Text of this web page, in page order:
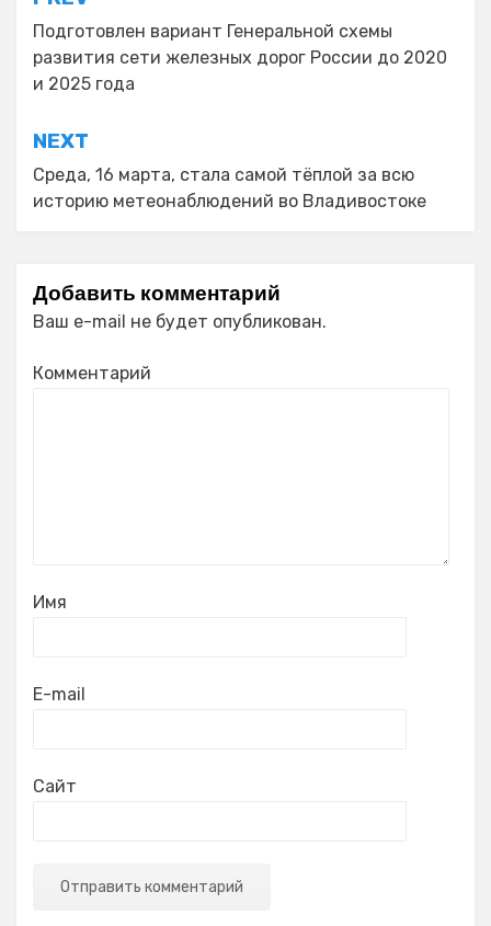
по
записям
Подготовлен вариант Генеральной схемы
развития сети железных дорог России до 2020
и 2025 года
NEXT
Среда, 16 марта, стала самой тёплой за всю
историю метеонаблюдений во Владивостоке
Добавить комментарий
Ваш e-mail не будет опубликован.
Комментарий
Имя
E-mail
Сайт